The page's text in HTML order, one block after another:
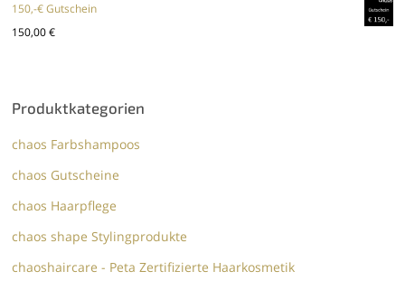
150,-€ Gutschein
150,00€
Produktkategorien
chaos Farbshampoos
chaos Gutscheine
chaos Haarpflege
chaos shape Stylingprodukte
chaoshaircare - Peta Zertifizierte Haarkosmetik